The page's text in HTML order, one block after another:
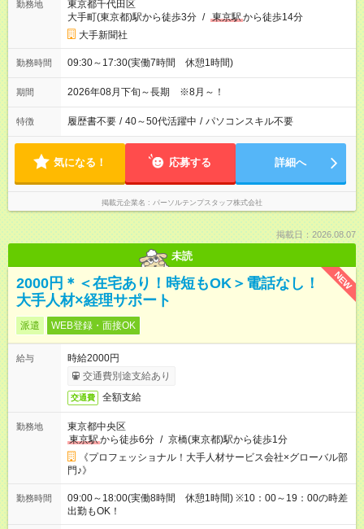
勤務地
東京都千代田区
大手町(東京都)駅から徒歩3分 / 東京駅から徒歩14分
大手新聞社
勤務時間 09:30～17:30(実働7時間 休憩1時間)
期間 2026年08月下旬～長期 ※8月～！
特徴 履歴書不要 / 40～50代活躍中 / パソコンスキル不要
気になる！ 応募する 詳細へ
掲載元企業名 パーソルテンプスタッフ株式会社
掲載日：2026.08.07
未読
NEW
2000円＊＜在宅あり！時短もOK＞電話なし！
大手人材×経理サポート
派遣 WEB登録・面接OK
給与
時給2000円
交通費別途支給あり
交通費 全額支給
勤務地
東京都中央区
東京駅から徒歩6分 / 京橋(東京都)駅から徒歩1分
《プロフェッショナル！大手人材サービス会社×グローバル部
門♪》
勤務時間
09:00～18:00(実働8時間 休憩1時間) ※10：00～19：00の時差
出勤もOK！